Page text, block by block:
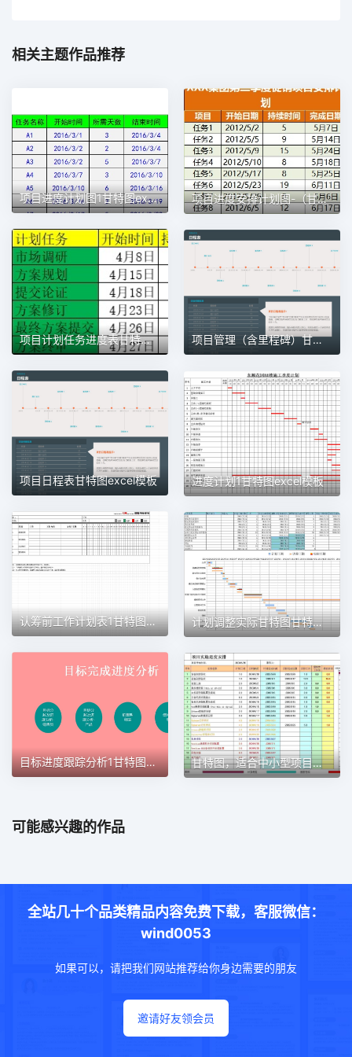
相关主题作品推荐
项目进度计划图1甘特图excel模板 项目进度安排计划图-（甘特图）1甘特图excel模板
项目计划任务进度表甘特图1甘特图excel模板 项目管理（含里程碑）甘特图excel模板
项目日程表甘特图excel模板 进度计划1甘特图excel模板
认筹前工作计划表1甘特图excel模板 计划调整实际甘特图甘特图excel模板
目标进度跟踪分析1甘特图excel模板 甘特图，适合中小型项目管理使用甘特图excel模板
可能感兴趣的作品
全站几十个品类精品内容免费下载，客服微信：
wind0053
如果可以，请把我们网站推荐给你身边需要的朋友
邀请好友领会员